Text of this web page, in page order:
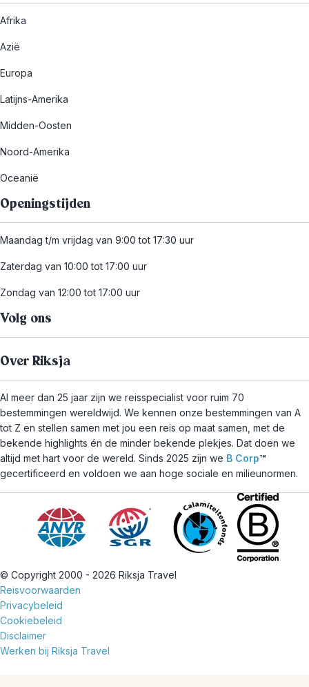
Afrika
Azië
Europa
Latijns-Amerika
Midden-Oosten
Noord-Amerika
Oceanië
Openingstijden
Maandag t/m vrijdag van 9:00 tot 17:30 uur
Zaterdag van 10:00 tot 17:00 uur
Zondag van 12:00 tot 17:00 uur
Volg ons
Over Riksja
Al meer dan 25 jaar zijn we reisspecialist voor ruim 70
bestemmingen wereldwijd. We kennen onze bestemmingen van A
tot Z en stellen samen met jou een reis op maat samen, met de
bekende highlights én de minder bekende plekjes. Dat doen we
altijd met hart voor de wereld. Sinds 2025 zijn we B Corp™
gecertificeerd en voldoen we aan hoge sociale en milieunormen.
© Copyright 2000 - 2026 Riksja Travel
Reisvoorwaarden
Privacybeleid
Cookiebeleid
Disclaimer
Werken bij Riksja Travel